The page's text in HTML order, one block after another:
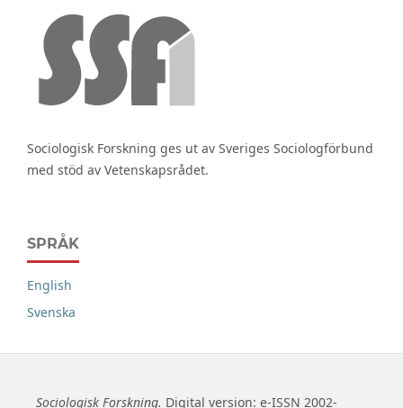
Sociologisk Forskning ges ut av Sveriges Sociologförbund
med stöd av Vetenskapsrådet.
SPRÅK
English
Svenska
Sociologisk Forskning. Digital version: e-ISSN 2002-